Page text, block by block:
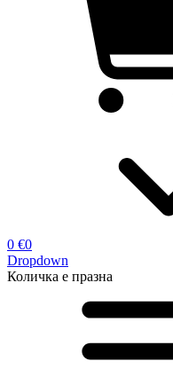
0 €0
Dropdown
Количка е празна